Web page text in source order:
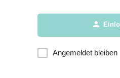
Angemeldet bleiben